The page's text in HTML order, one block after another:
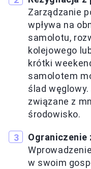
Zarządzanie
wpływa na
samolotu,
kolejowego
krótki
samolotem
ślad
związane z
środowisko.
Ograniczenie
w swoim